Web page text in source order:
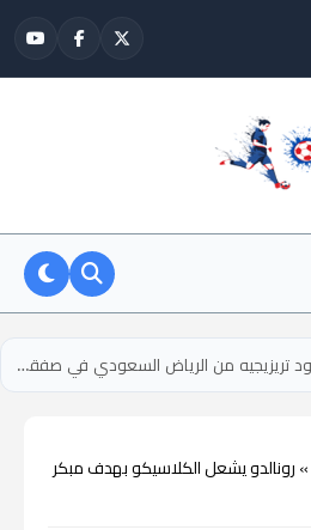
رفع حظر القيد يقرب محمود تريزيجيه من الرياض السعودي في صفقة مرتقبة
»رونالدو يشعل الكلاسيكو بهدف مبكر